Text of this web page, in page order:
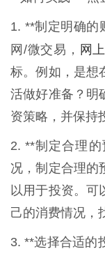
1. **制定明确的
网/微交易， 网
标。例如，是想
活做好准备？明
资策略，并保持
2. **制定合理
况，制定合理的
以用于投资。可
己的消费情况，
3. **选择合适的